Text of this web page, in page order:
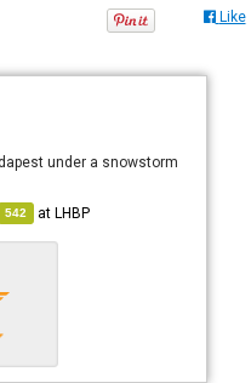
Like
under a snowstorm
542 atLHBP